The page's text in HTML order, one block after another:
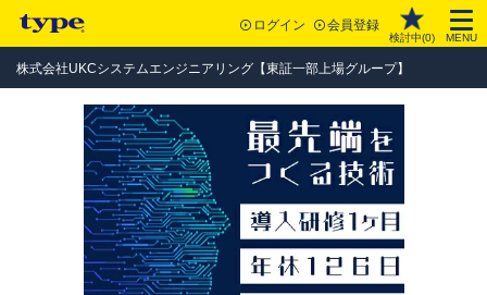
ログイン 会員登録
検討中(0) MENU
株式会社UKCシステムエンジニアリング【東証一部上場グループ】